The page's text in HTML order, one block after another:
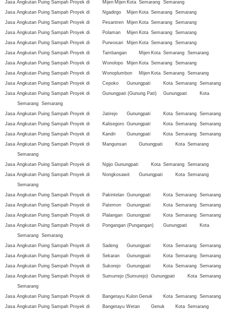
Jasa Angkutan Puing Sampah Proyek di Mijen Mijen Kota Semarang Semarang
Jasa Angkutan Puing Sampah Proyek di
Ngadirgo Mijen Kota Semarang Semarang
Jasa Angkutan Puing Sampah Proyek di
Pesantren Mijen Kota Semarang Semarang
Jasa Angkutan Puing Sampah Proyek di
Polaman Mijen Kota Semarang Semarang
Jasa Angkutan Puing Sampah Proyek di
Purwosari Mijen Kota Semarang Semarang
Jasa Angkutan Puing Sampah Proyek di
Tambangan Mijen Kota Semarang Semarang
Jasa Angkutan Puing Sampah Proyek di
Wonolopo Mijen Kota Semarang Semarang
Jasa Angkutan Puing Sampah Proyek di
Wonoplumbon Mijen Kota Semarang Semarang
Jasa Angkutan Puing Sampah Proyek di
Cepoko Gunungpati Kota Semarang Semarang
Jasa Angkutan Puing Sampah Proyek di
Gunungpati (Gunung Pati) Gunungpati
Kota
Semarang Semarang
Jasa Angkutan Puing Sampah Proyek di
Jatirejo Gunungpati Kota Semarang Semarang
Jasa Angkutan Puing Sampah Proyek di
Kalisegoro Gunungpati Kota Semarang Semarang
Jasa Angkutan Puing Sampah Proyek di
Kandri Gunungpati Kota Semarang Semarang
Jasa Angkutan Puing Sampah Proyek di
Mangunsari Gunungpati Kota Semarang
Semarang
Jasa Angkutan Puing Sampah Proyek di
Ngijo Gunungpati Kota Semarang Semarang
Jasa Angkutan Puing Sampah Proyek di
Nongkosawit Gunungpati Kota Semarang
Semarang
Jasa Angkutan Puing Sampah Proyek di
Pakintelan Gunungpati Kota Semarang Semarang
Jasa Angkutan Puing Sampah Proyek di
Patemon Gunungpati Kota Semarang Semarang
Jasa Angkutan Puing Sampah Proyek di
Plalangan Gunungpati Kota Semarang Semarang
Jasa Angkutan Puing Sampah Proyek di
Pongangan (Pungangan) Gunungpati
Kota
Semarang Semarang
Jasa Angkutan Puing Sampah Proyek di
Sadeng Gunungpati Kota Semarang Semarang
Jasa Angkutan Puing Sampah Proyek di
Sekaran Gunungpati Kota Semarang Semarang
Jasa Angkutan Puing Sampah Proyek di
Sukorejo Gunungpati Kota Semarang Semarang
Jasa Angkutan Puing Sampah Proyek di
Sumurrejo (Sumurejo) Gunungpati Kota Semarang
Semarang
Jasa Angkutan Puing Sampah Proyek di
Bangetayu Kulon Genuk Kota Semarang Semarang
Jasa Angkutan Puing Sampah Proyek di
Bangetayu Wetan Genuk Kota Semarang